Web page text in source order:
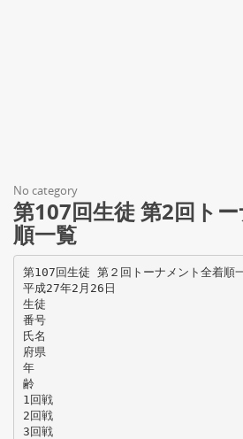
No category
第107回生徒 第2回ト
順一覧
第107回生徒 第２回トーナメント全着順
平成27年2月26日
生徒
番号
氏名
府県
年
齢
1回戦
2回戦
3回戦